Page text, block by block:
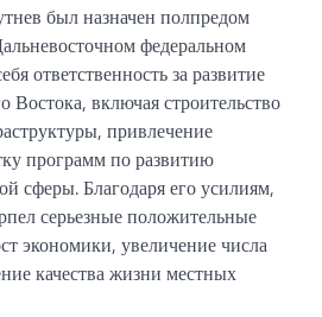
был назначен полпредом
федеральном
ответственность за развитие
Востока, включая строительство
привлечение
программ по развитию
сферы. Благодаря его усилиям,
серьезные положительные
экономики, увеличение числа
качества жизни местных